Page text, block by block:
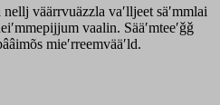
nellj väärrvuäzzla vaʹlljeet säʹmmlai
vaalin. Sääʹmteeʹǧǧ
mieʹrreemvääʹld.